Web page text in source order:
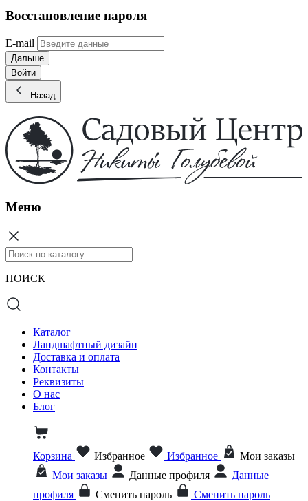
Восстановление пароля
E-mail
Дальше
Войти
Назад
Меню
ПОИСК
Каталог
Ландшафтный дизайн
Доставка и оплата
Контакты
Реквизиты
О нас
Блог
Корзина Избранное Избранное
Мои заказы
Мои заказы
Данные профиля
Данные
профиля
Сменить пароль Сменить пароль